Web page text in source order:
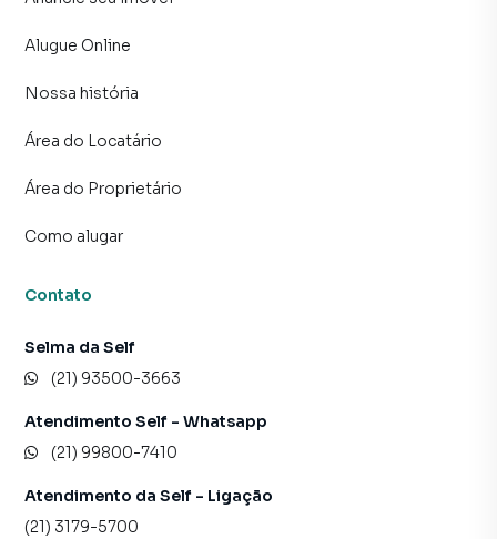
* OS VALORES REFERENTES À TAXAS E IMPOSTOS
VALOR DO CONDOMÍNIO, NÃO ESTÃO INCLUÍDAS AS
GÁS. A SELF NÃO PEDE DEPÓSITO PARA GARANTIA DE
SERÃO EFETUADOS APÓS A ASSINATURA DO
Alugue Online
Nossa história
Área do Locatário
Área do Proprietário
Como alugar
Contato
Selma da Self
(21) 93500-3663
Atendimento Self - Whatsapp
(21) 99800-7410
Atendimento da Self - Ligação
(21) 3179-5700